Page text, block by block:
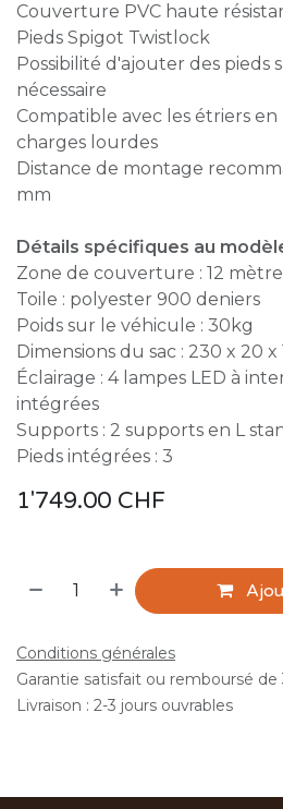
Couverture PVC haute
Pieds Spigot Twistlock
Possibilité d'ajouter des pieds
nécessaire
Compatible avec les étriers
charges lourdes
Distance de montage
mm
Détails spécifiques au
Zone de couverture : 12
Toile : polyester 900 deniers
Poids sur le véhicule : 30kg
Dimensions du sac : 230 x 20 x
Éclairage : 4 lampes LED à
intégrées
Supports : 2 supports en L
Pieds intégrées : 3
1'749.00 CHF
Conditions générales
Garantie satisfait ou remboursé de
Livraison : 2-3 jours ouvrables